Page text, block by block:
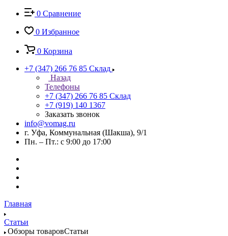
0 Сравнение
0 Избранное
0 Корзина
+7 (347) 266 76 85 Склад
Назад
Телефоны
+7 (347) 266 76 85 Склад
+7 (919) 140 1367
Заказать звонок
info@vomag.ru
г. Уфа, Коммунальная (Шакша), 9/1
Пн. – Пт.: с 9:00 до 17:00
Главная
Статьи
Обзоры товаровСтатьи